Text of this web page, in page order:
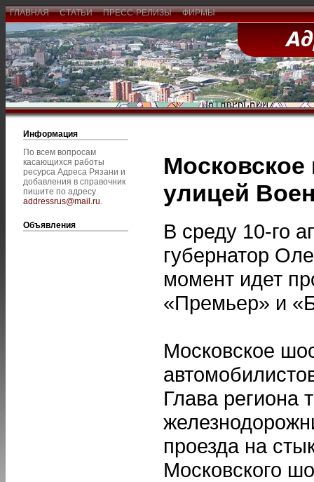
ГЛАВНАЯ СТАТЬИ ПРЕСС-РЕЛИЗЫ ФИРМЫ
Информация
По всем вопросам
касающихся работы
ресурса Адреса Рязани и
добавления в справочник
пишите по адресу
addressrus@mail.ru.
Объявления
Московское
улицей
В среду 10-го
губернатор
момент идет
«Премьер» и
Московское
Глава региона
проезда на
Московского